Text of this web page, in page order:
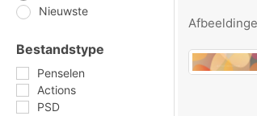
Nieuwste
Bestandstype
Penselen
Actions
PSD